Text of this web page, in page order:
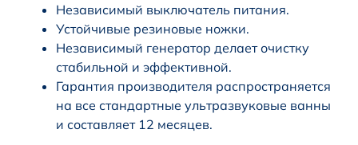
Независимый выключатель питания.
Устойчивые резиновые ножки.
Независимый генератор делает очистку
стабильной и эффективной.
Гарантия производителя распространяется
на все стандартные ультразвуковые ванны
и составляет 12 месяцев.